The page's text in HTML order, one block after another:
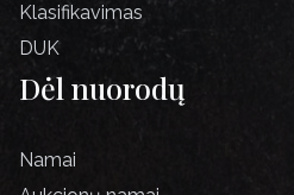
Klasifikavimas
DUK
Dėl nuorodų
Namai